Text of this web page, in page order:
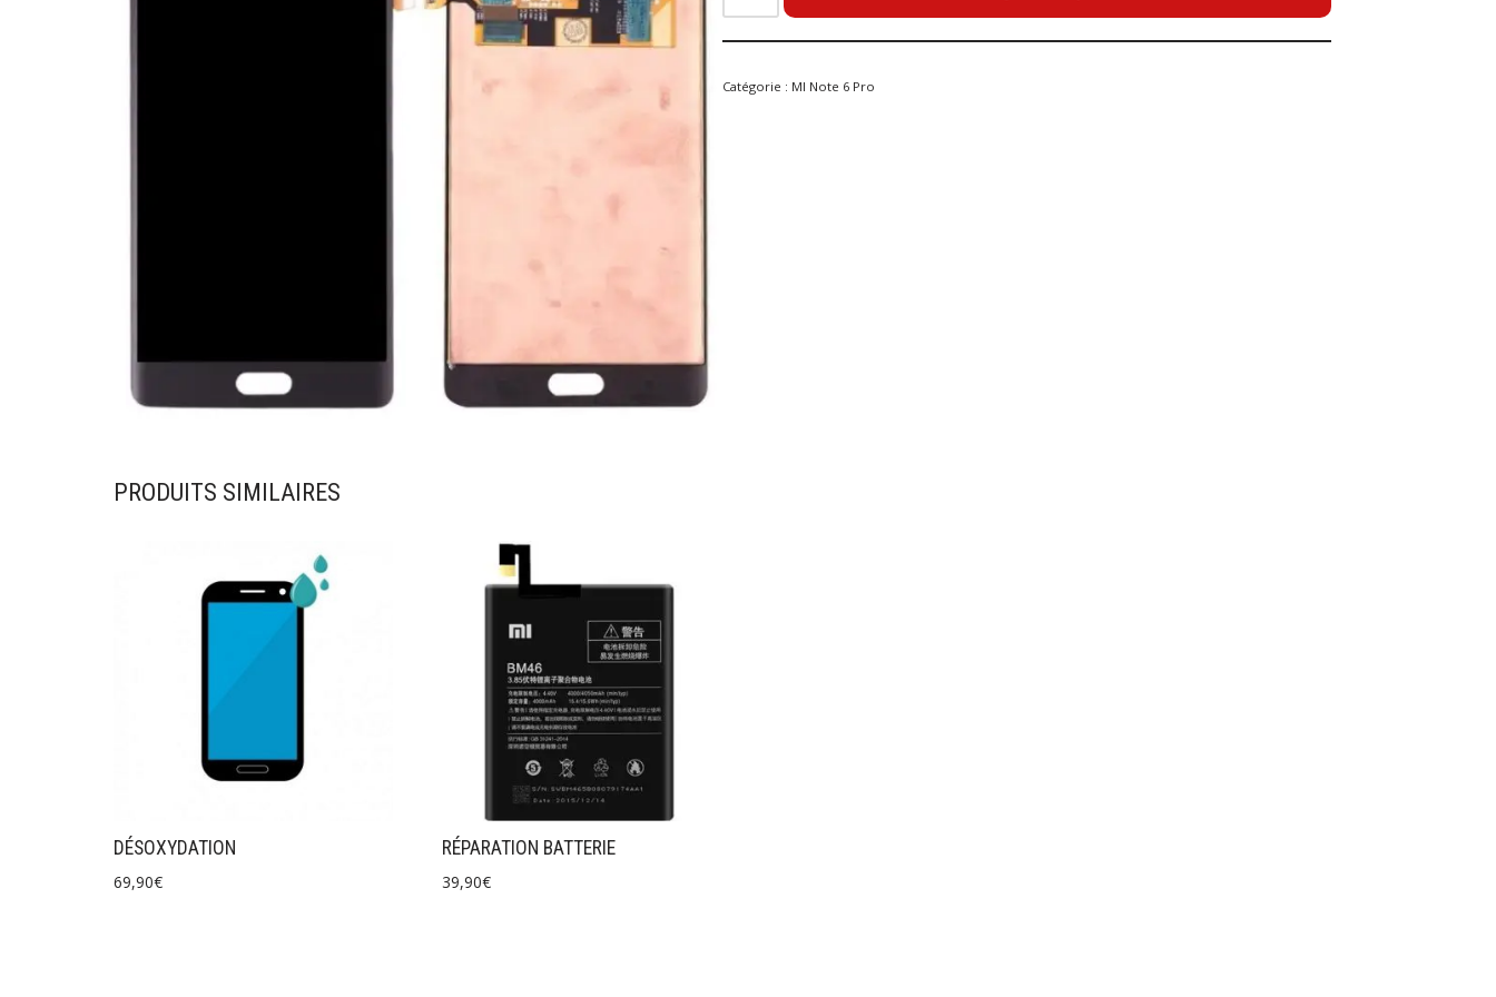
Catégorie : MI Note 6 Pro
PRODUITS SIMILAIRES
DÉSOXYDATION
69,90€
RÉPARATION BATTERIE
39,90€